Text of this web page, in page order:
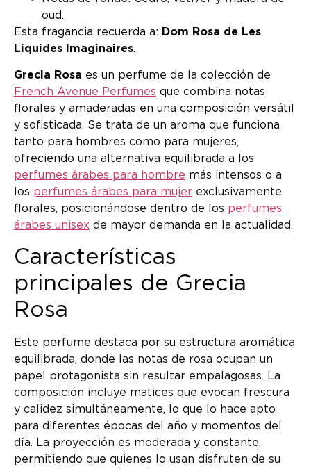
oud.
Esta fragancia recuerda a: Dom Rosa de Les
Liquides Imaginaires.
Grecia Rosa es un perfume de la colección de
French Avenue Perfumes que combina notas
florales y amaderadas en una composición versátil
y sofisticada. Se trata de un aroma que funciona
tanto para hombres como para mujeres,
ofreciendo una alternativa equilibrada a los
perfumes árabes para hombre más intensos o a
los perfumes árabes para mujer exclusivamente
florales, posicionándose dentro de los perfumes
árabes unisex de mayor demanda en la actualidad.
Características
principales de Grecia
Rosa
Este perfume destaca por su estructura aromática
equilibrada, donde las notas de rosa ocupan un
papel protagonista sin resultar empalagosas. La
composición incluye matices que evocan frescura
y calidez simultáneamente, lo que lo hace apto
para diferentes épocas del año y momentos del
día. La proyección es moderada y constante,
permitiendo que quienes lo usan disfruten de su